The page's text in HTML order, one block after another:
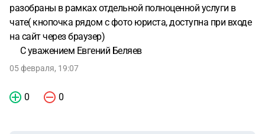
разобраны в рамках отдельной полноценной услуги в
чате( кнопочка рядом с фото юриста, доступна при входе
на сайт через браузер)
С уважением Евгений Беляев
05 февраля, 19:07
0 0